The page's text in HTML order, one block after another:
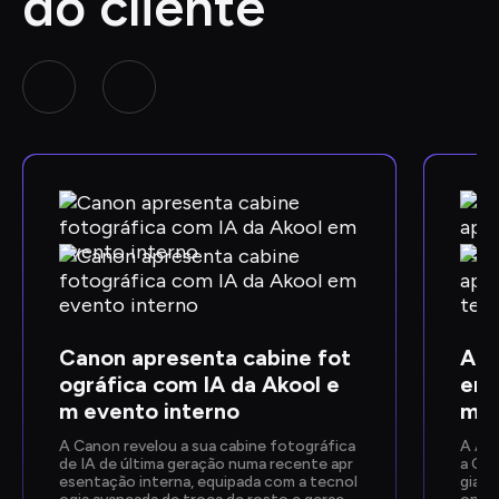
Canon apresenta cabine fot
ográfica com IA da Akool e
m evento interno
A Canon revelou a sua cabine fotográfica
de IA de última geração numa recente apr
esentação interna, equipada com a tecnol
A
a
gia